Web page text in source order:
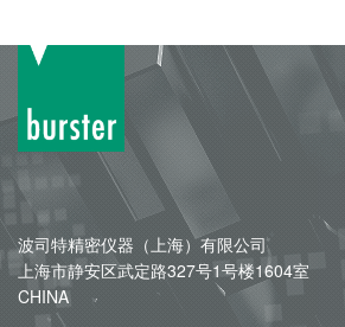
波司特精密仪器（上海）有限公司
上海市静安区武定路327号1号楼1604室
CHINA